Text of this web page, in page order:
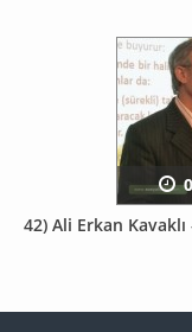
42) Ali Erkan